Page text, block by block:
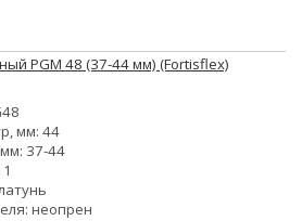
PGM 48 (37-44 мм) (Fortisflex)
мм: 44
37-44
неопрен